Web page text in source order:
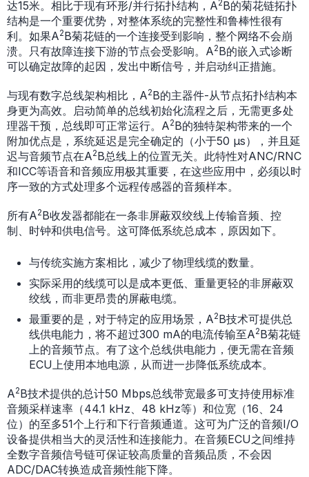
达15米。相比于现有环形/并行拓扑结构，A2B的菊花链拓扑
结构是一个重要优势，对整体系统的完整性和鲁棒性很有
利。如果A2B菊花链的一个连接受到影响，整个网络不会崩
溃。只有故障连接下游的节点会受影响。A2B的嵌入式诊断
可以确定故障的起因，发出中断信号，并启动纠正措施。
与现有数字总线架构相比，A2B的主器件-从节点拓扑结构本
身更为高效。启动简单的总线初始化流程之后，无需更多处
理器干预，总线即可正常运行。A2B的独特架构带来的一个
附加优点是，系统延迟是完全确定的（小于50 µs），并且延
迟与音频节点在A2B总线上的位置无关。此特性对ANC/RNC
和ICC等语音和音频应用极其重要，在这些应用中，必须以时
序一致的方式处理多个远程传感器的音频样本。
所有A2B收发器都能在一条非屏蔽双绞线上传输音频、控
制、时钟和供电信号。这可降低系统总成本，原因如下。
与传统实施方案相比，减少了物理线缆的数量。
实际采用的线缆可以是成本更低、重量更轻的非屏蔽双
绞线，而非更昂贵的屏蔽电缆。
最重要的是，对于特定的应用场景，A2B技术可提供总
线供电能力，将不超过300 mA的电流传输至A2B菊花链
上的音频节点。有了这个总线供电能力，便无需在音频
ECU上使用本地电源，从而进一步降低系统成本。
A2B技术提供的总计50 Mbps总线带宽最多可支持使用标准
音频采样速率（44.1 kHz、48 kHz等）和位宽（16、24
位）的至多51个上行和下行音频通道。这可为广泛的音频I/O
设备提供相当大的灵活性和连接能力。在音频ECU之间维持
全数字音频信号链可保证较高质量的音频品质，不会因
ADC/DAC转换造成音频性能下降。